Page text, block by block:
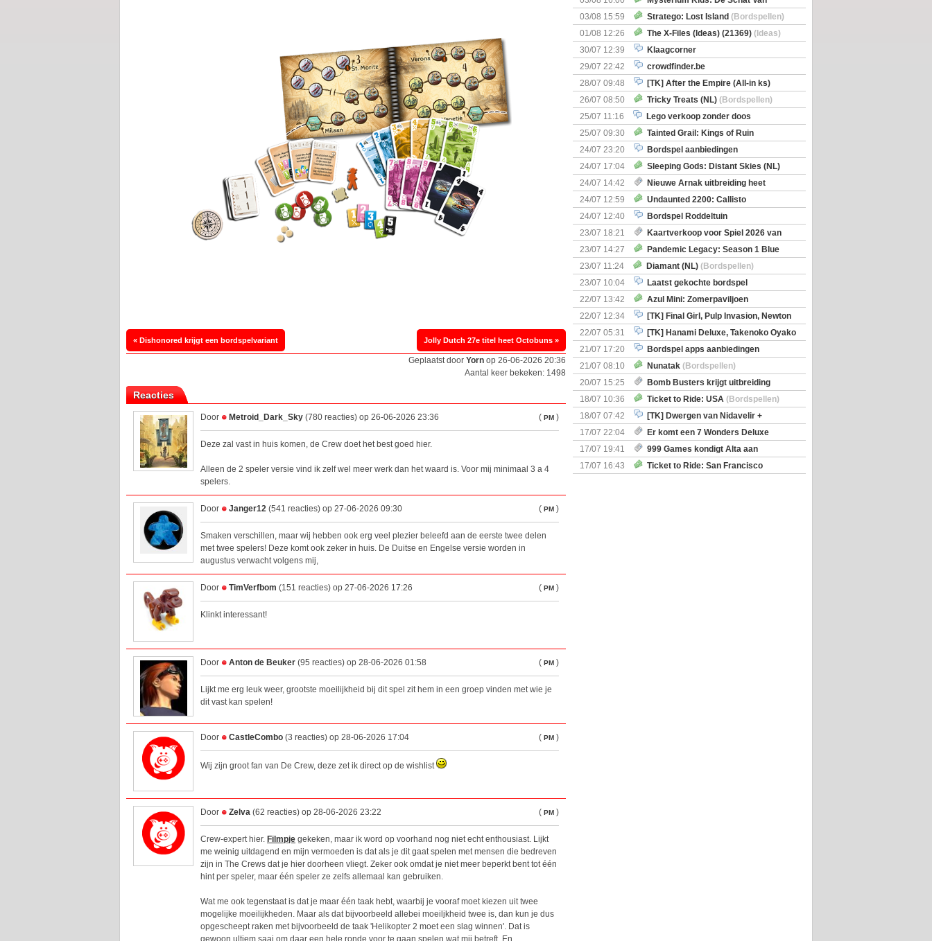
« Dishonored krijgt een bordspelvariant Jolly Dutch 27e titel heet Octobuns »
Geplaatst door Yorn op 26-06-2026 20:36
Aantal keer bekeken: 1498
Reacties
Door Metroid_Dark_Sky (780 reacties) op 26-06-2026 23:36 ( PM )
Deze zal vast in huis komen, de Crew doet het best goed hier.
Alleen de 2 speler versie vind ik zelf wel meer werk dan het waard is. Voor mij minimaal 3 a 4
spelers.
Door Janger12 (541 reacties) op 27-06-2026 09:30 ( PM )
Smaken verschillen, maar wij hebben ook erg veel plezier beleefd aan de eerste twee delen
met twee spelers! Deze komt ook zeker in huis. De Duitse en Engelse versie worden in
augustus verwacht volgens mij,
Door TimVerfbom (151 reacties) op 27-06-2026 17:26 ( PM )
Klinkt interessant!
Door Anton de Beuker (95 reacties) op 28-06-2026 01:58 ( PM )
Lijkt me erg leuk weer, grootste moeilijkheid bij dit spel zit hem in een groep vinden met wie je
dit vast kan spelen!
Door CastleCombo (3 reacties) op 28-06-2026 17:04 ( PM )
Wij zijn groot fan van De Crew, deze zet ik direct op de wishlist
Door Zelva (62 reacties) op 28-06-2026 23:22 ( PM )
Crew-expert hier. Filmpje gekeken, maar ik word op voorhand nog niet echt enthousiast. Lijkt
me weinig uitdagend en mijn vermoeden is dat als je dit gaat spelen met mensen die bedreven
zijn in The Crews dat je hier doorheen vliegt. Zeker ook omdat je niet meer beperkt bent tot één
hint per speler, maar één speler ze zelfs allemaal kan gebruiken.
Wat me ook tegenstaat is dat je maar één taak hebt, waarbij je vooraf moet kiezen uit twee
mogelijke moeilijkheden. Maar als dat bijvoorbeeld allebei moeiljkheid twee is, dan kun je dus
opgescheept raken met bijvoorbeeld de taak 'Helikopter 2 moet een slag winnen'. Dat is
gewoon ultiem saai om daar een hele ronde voor te gaan spelen wat mij betreft. En
Kapitein Boe
(Bordspellen)
03/08 15:59 Stratego: Lost Island (Bordspellen)
01/08 12:26
The X-Files (Ideas) (21369) (Ideas)
30/07 12:39
Klaagcorner
29/07 22:42
crowdfinder.be
28/07 09:48
[TK] After the Empire (All-in ks)
26/07 08:50
Tricky Treats (NL) (Bordspellen)
25/07 11:16
Lego verkoop zonder doos
25/07 09:30
Tainted Grail: Kings of Ruin
Uitbreiding: Wyrd Encounters(Bordspellen)
24/07 23:20
Bordspel aanbiedingen
24/07 17:04
Sleeping Gods: Distant Skies (NL)
(Bordspellen)
24/07 14:42
Nieuwe Arnak uitbreiding heet
Surprise Shipments
24/07 12:59
Undaunted 2200: Callisto
(Bordspellen)
24/07 12:40
Bordspel Roddeltuin
23/07 18:21
Kaartverkoop voor Spiel 2026 van
start
23/07 14:27
Pandemic Legacy: Season 1 Blue
(Bordspellen)
23/07 11:24 Diamant (NL) (Bordspellen)
23/07 10:04
Laatst gekochte bordspel
22/07 13:42
Azul Mini: Zomerpaviljoen
(Bordspellen)
22/07 12:34
[TK] Final Girl, Pulp Invasion, Newton
& Great Discoveries
22/07 05:31
[TK] Hanami Deluxe, Takenoko Oyako
bigbox
21/07 17:20
Bordspel apps aanbiedingen
21/07 08:10
Nunatak (Bordspellen)
20/07 15:25
Bomb Busters krijgt uitbreiding
genaamd Pro Kit
18/07 10:36 Ticket to Ride: USA (Bordspellen)
18/07 07:42
[TK] Dwergen van Nidavelir +
Sherlock Holmes Consulting Detective
17/07 22:04
Er komt een 7 Wonders Deluxe
Monsterbox
17/07 19:41
999 Games kondigt Alta aan
17/07 16:43
Ticket to Ride: San Francisco